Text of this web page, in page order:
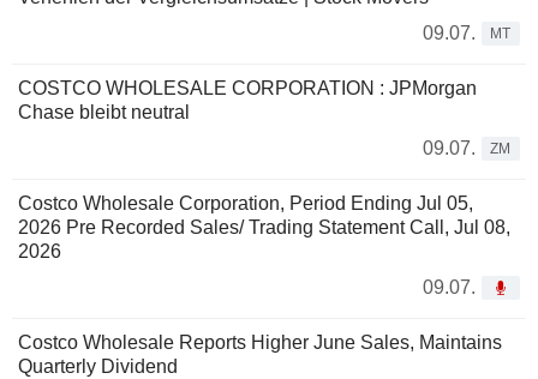
09.07.
MT
COSTCO WHOLESALE CORPORATION : JPMorgan
Chase bleibt neutral
09.07.
ZM
Costco Wholesale Corporation, Period Ending Jul 05,
2026 Pre Recorded Sales/ Trading Statement Call, Jul 08,
2026
09.07.
Costco Wholesale Reports Higher June Sales, Maintains
Quarterly Dividend